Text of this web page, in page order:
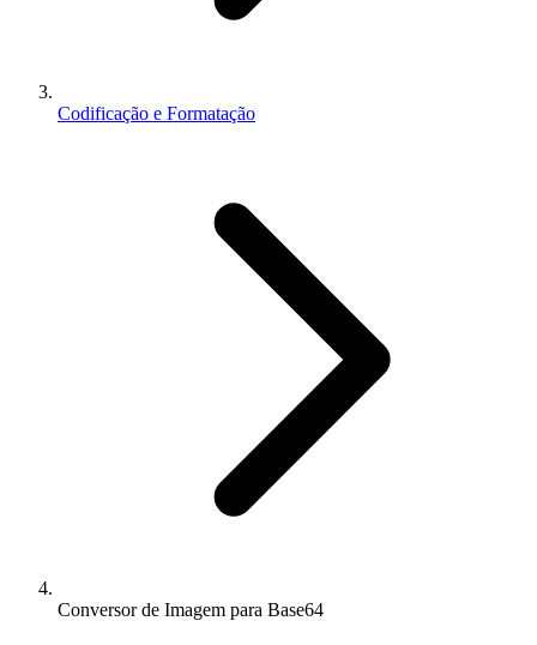
Codificação e Formatação
Conversor de Imagem para Base64